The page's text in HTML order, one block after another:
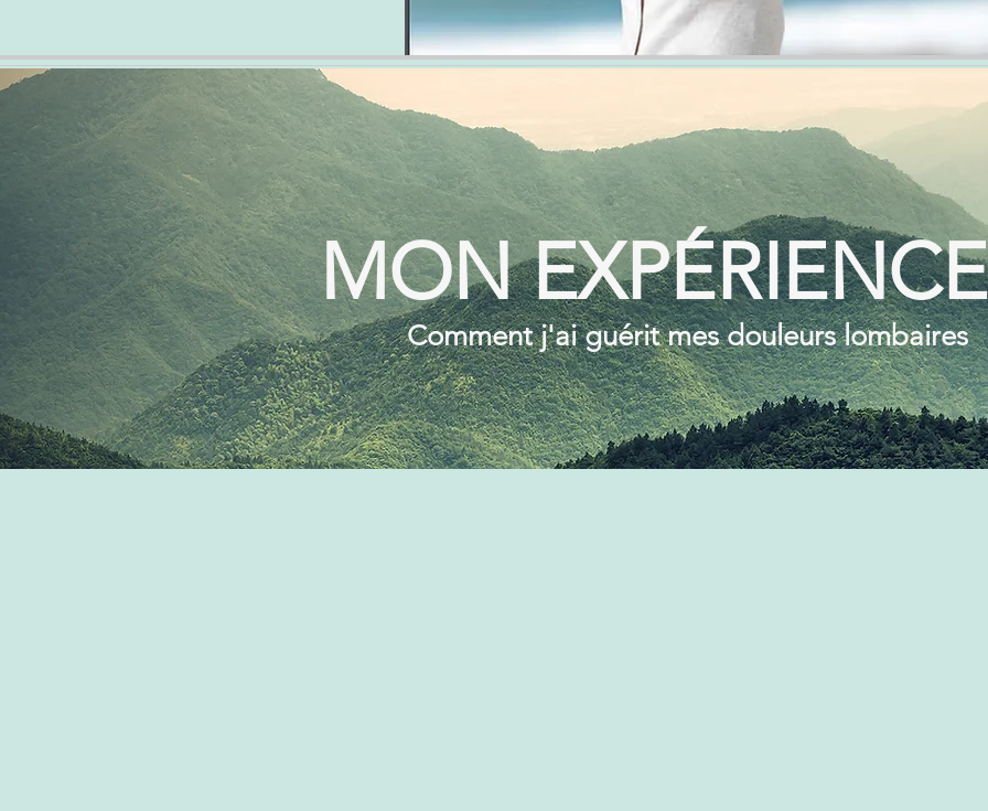
MON EXPÉRIENCE
Comment j'ai guérit mes douleurs lombaires